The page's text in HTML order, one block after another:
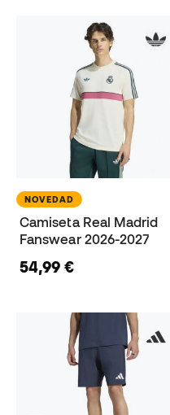
NOVEDAD
Camiseta Real Madrid
Fanswear 2026-2027
54,99 €